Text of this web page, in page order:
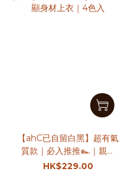
【ahC已自留白黑】超有氣
質款｜必入推推๛｜親膚
皺皺顯身材上衣｜4色入
HK$229.00